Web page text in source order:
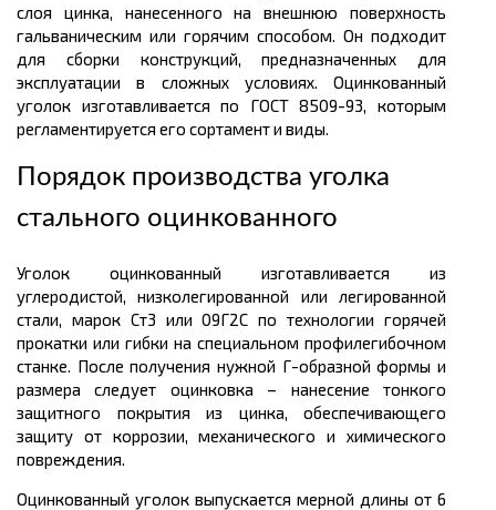
слоя цинка, нанесенного на внешнюю поверхность
гальваническим или горячим способом. Он подходит
для сборки конструкций, предназначенных для
эксплуатации в сложных условиях. Оцинкованный
уголок изготавливается по ГОСТ 8509-93, которым
регламентируется его сортаменти виды.
Порядок производства уголка
стального оцинкованного
Уголок оцинкованный изготавливается из
углеродистой, низколегированной или легированной
стали, марок Ст3 или 09Г2С по технологии горячей
прокатки или гибки на специальном профилегибочном
станке. После получения нужной Г-образной формы и
размера следует оцинковка – нанесение тонкого
защитного покрытия из цинка, обеспечивающего
защиту от коррозии, механического и химического
повреждения.
Оцинкованный уголок выпускается мерной длины от 6